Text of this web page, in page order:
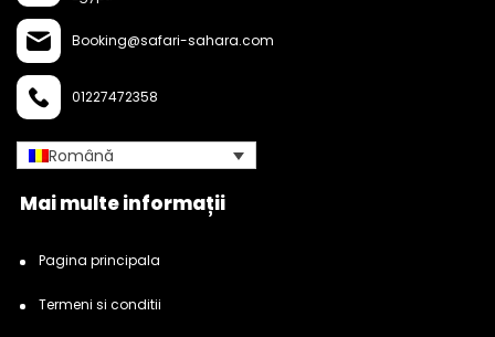
Booking@safari-sahara.com
01227472358
Română
Mai multe informații
Pagina principala
Termeni si conditii